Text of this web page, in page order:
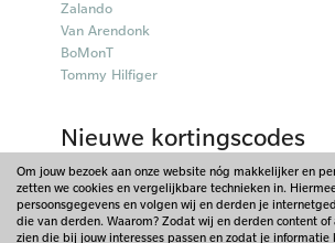
Zalando
Van Arendonk
BoMonT
Tommy Hilfiger
Nieuwe kortingscodes
50plusmobiel kortingscodes
Parfumado kortingscodes
Fitpen kortingscodes
Things I Like Things I Love kortingscodes
Om jouw bezoek aan onze website nóg makkelijker en
zetten we cookies en vergelijkbare technieken in.
persoonsgegevens en volgen wij en derden je
die van derden. Waarom? Zodat wij en derden content
zien die bij jouw interesses passen en zodat je informatie